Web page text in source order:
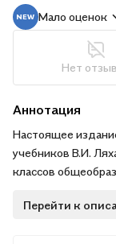
Мало оценок
Нет
Аннотация
Настоящее
учебников В.И.
классов
также
Перейти к